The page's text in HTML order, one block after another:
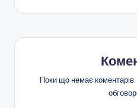
запису
Поки що немає